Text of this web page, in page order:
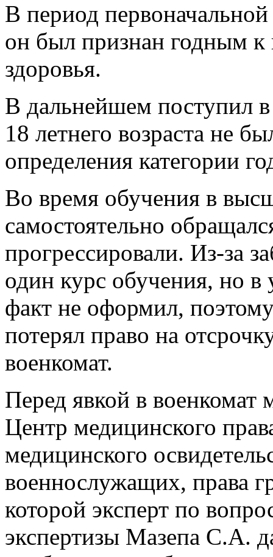
В период
он был признан годным к
здоровья.
В дальнейшем поступил
18 летнего возраста не
определения категории
Во время обучения в
самостоятельно
прогрессировали. Из-за
один курс обучения, но в
факт не оформил,
потерял право на
военкомат.
Перед явкой в военкомат
Центр медицинского
медицинского
военнослужащих, права
которой эксперт по
экспертизы Мазепа С.А.